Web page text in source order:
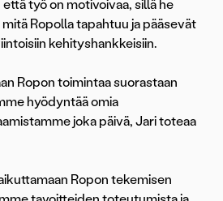
työ on motivoivaa, sillä he
Ropolla tapahtuu ja pääsevät
kehityshankkeisiin.
Ropon toimintaa suorastaan
hyödyntää omia
joka päivä, Jari toteaa
Ropon tekemisen